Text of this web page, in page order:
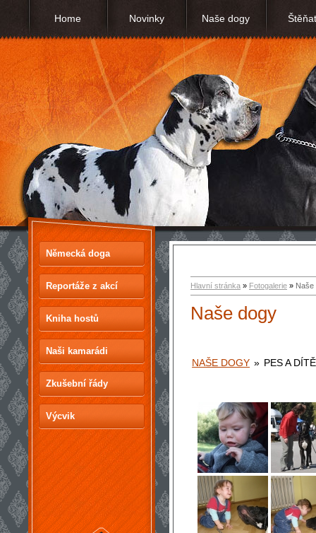
Home Novinky Naše dogy
Německá doga
Reportáže z akcí
Kniha hostů
Naši kamarádi
Zkušební řády
Výcvik
Hlavní stránka » Fotogalerie » Naše
Naše dogy
NAŠE DOGY » PES A DÍTĚ